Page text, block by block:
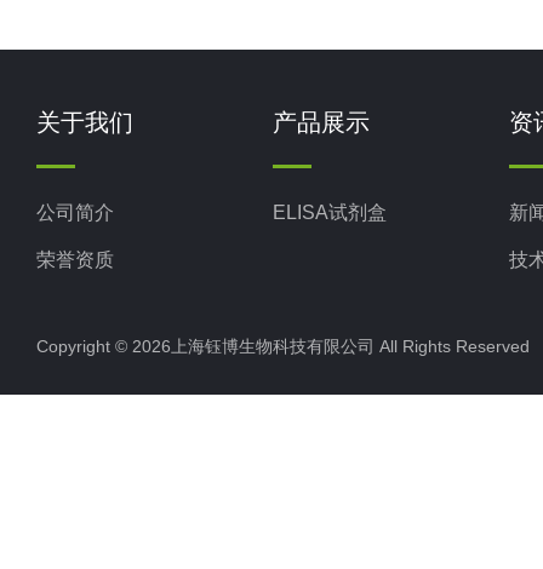
关于我们
公司简介
荣誉资质
产品展示
ELISA试剂盒
资
新
技
Copyright © 2026上海钰博生物科技有限公司 All Rights